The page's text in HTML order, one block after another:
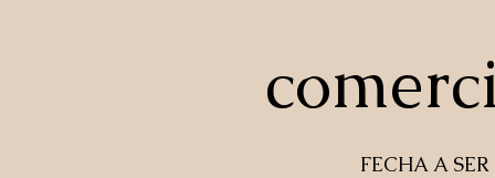
FECHA A